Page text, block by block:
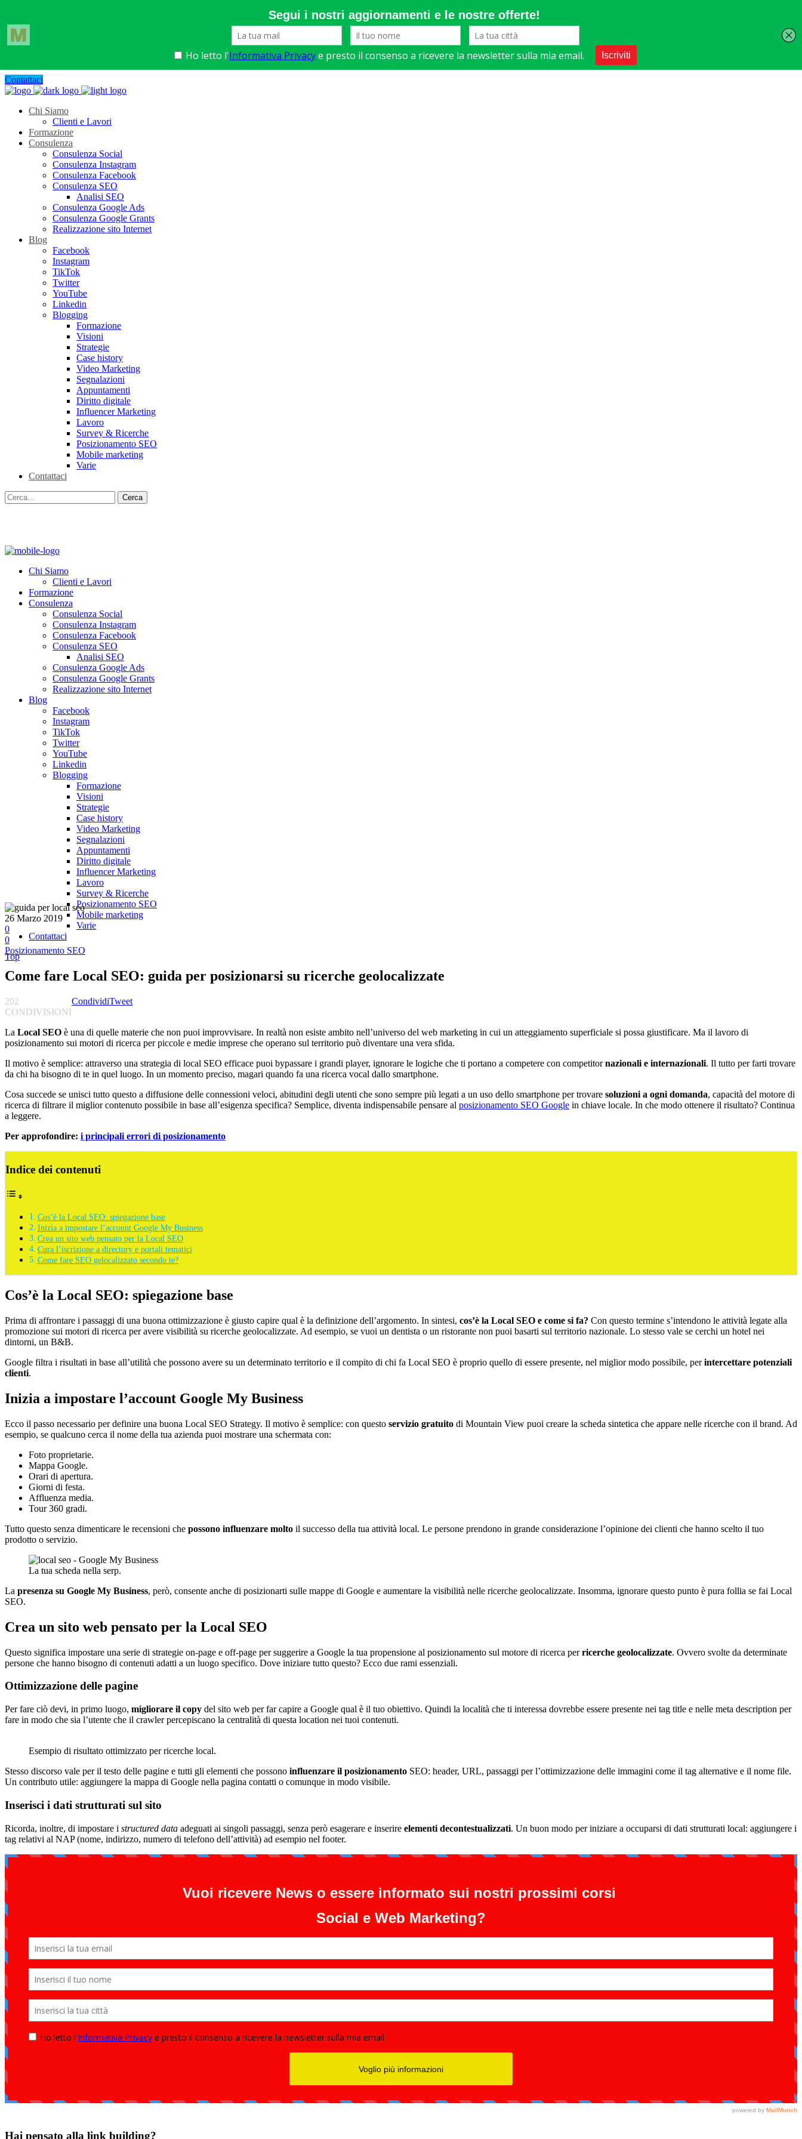
Contattaci
Chi Siamo
Clienti e Lavori
Formazione
Consulenza
Consulenza Social
Consulenza Instagram
Consulenza Facebook
Consulenza SEO
Analisi SEO
Consulenza Google Ads
Consulenza Google Grants
Realizzazione sito Internet
Blog
Facebook
Instagram
TikTok
Twitter
YouTube
Linkedin
Blogging
Formazione
Visioni
Strategie
Case history
Video Marketing
Segnalazioni
Appuntamenti
Diritto digitale
Influencer Marketing
Lavoro
Survey & Ricerche
Posizionamento SEO
Mobile marketing
Varie
Contattaci
Chi Siamo
Clienti e Lavori
Formazione
Consulenza
Consulenza Social
Consulenza Instagram
Consulenza Facebook
Consulenza SEO
Analisi SEO
Consulenza Google Ads
Consulenza Google Grants
Realizzazione sito Internet
Blog
Facebook
Instagram
TikTok
Twitter
YouTube
Linkedin
Blogging
Formazione
Visioni
Strategie
Case history
Video Marketing
Segnalazioni
Appuntamenti
Diritto digitale
Influencer Marketing
Lavoro
Survey & Ricerche
Posizionamento SEO
Mobile marketing
Varie
Contattaci
Top
26 Marzo 2019
0
0
Posizionamento SEO
Come fare Local SEO: guida per posizionarsi su ricerche geolocalizzate
202
CONDIVISIONI
CondividiTweet
La Local SEO è una di quelle materie che non puoi improvvisare. In realtà non esiste ambito nell’universo del web marketing in cui un atteggiamento superficiale si possa giustificare. Ma il lavoro di
posizionamento sui motori di ricerca per piccole e medie imprese che operano sul territorio può diventare una vera sfida.
Il motivo è semplice: attraverso una strategia di local SEO efficace puoi bypassare i grandi player, ignorare le logiche che ti portano a competere con competitornazionali e internazionali. Il tutto per farti trovare
da chi ha bisogno di te in quel luogo. In un momento preciso, magari quando fa una ricerca vocal dallo smartphone.
Cosa succede se unisci tutto questo a diffusione delle connessioni veloci, abitudini degli utenti che sono sempre più legati a un uso dello smartphone per trovare soluzioni a ogni domanda, capacità del motore di
ricerca di filtrare il miglior contenuto possibile in base all’esigenza specifica? Semplice, diventa indispensabile pensare al posizionamento SEO Google in chiave locale. In che modo ottenere il risultato? Continua
a leggere.
Per approfondire: i principali errori di posizionamento
Indice dei contenuti
Cos’è la Local SEO: spiegazione base
Inizia a impostare l’account Google My Business
Crea un sito web pensato per la Local SEO
Cura l’iscrizione a directory e portali tematici
Come fare SEO gelocalizzato secondo te?
Cos’è la Local SEO: spiegazione base
Prima di affrontare i passaggi di una buona ottimizzazione è giusto capire qual è la definizione dell’argomento. In sintesi, cos’è la Local SEO e come si fa? Con questo termine s’intendono le attività legate alla
promozione sui motori di ricerca per avere visibilità su ricerche geolocalizzate. Ad esempio, se vuoi un dentista o un ristorante non puoi basarti sul territorio nazionale. Lo stesso vale se cerchi un hotel nei
dintorni, un B&B.
Google filtra i risultati in base all’utilità che possono avere su un determinato territorio e il compito di chi fa Local SEO è proprio quello di essere presente, nel miglior modo possibile, perintercettare potenziali
clienti.
Inizia a impostare l’account Google My Business
Ecco il passo necessario per definire una buona Local SEO Strategy. Il motivo è semplice: con questo servizio gratuito di Mountain View puoi creare la scheda sintetica che appare nelle ricerche con il brand. Ad
esempio, se qualcuno cerca il nome della tua azienda puoi mostrare una schermata con:
Foto proprietarie.
Mappa Google.
Orari di apertura.
Giorni di festa.
Affluenza media.
Tour 360 gradi.
Tutto questo senza dimenticare le recensioni che possono influenzare molto il successo della tua attività local. Le persone prendono in grande considerazione l’opinione dei clienti che hanno scelto il tuo
prodotto o servizio.
La tua scheda nella serp.
La presenza su Google My Business, però, consente anche di posizionarti sulle mappe di Google e aumentare la visibilità nelle ricerche geolocalizzate. Insomma, ignorare questo punto è pura follia se fai Local
SEO.
Crea un sito web pensato per la Local SEO
Questo significa impostare una serie di strategie on-page e off-page per suggerire a Google la tua propensione al posizionamento sul motore di ricerca perricerche geolocalizzate. Ovvero svolte da determinate
persone che hanno bisogno di contenuti adatti a un luogo specifico. Dove iniziare tutto questo? Ecco due rami essenziali.
Ottimizzazione delle pagine
Per fare ciò devi, in primo luogo, migliorare il copy del sito web per far capire a Google qual è il tuo obiettivo. Quindi la località che ti interessa dovrebbe essere presente nei tag title e nelle meta description per
fare in modo che sia l’utente che il crawler percepiscano la centralità di questa location nei tuoi contenuti.
Esempio di risultato ottimizzato per ricerche local.
Stesso discorso vale per il testo delle pagine e tutti gli elementi che possono influenzare il posizionamento SEO: header, URL, passaggi per l’ottimizzazione delle immagini come il tag alternative e il nome file.
Un contributo utile: aggiungere la mappa di Google nella pagina contatti o comunque in modo visibile.
Inserisci i dati strutturati sul sito
Ricorda, inoltre, di impostare i structured data adeguati ai singoli passaggi, senza però esagerare e inserire elementi decontestualizzati. Un buon modo per iniziare a occuparsi di dati strutturati local: aggiungere i
tag relativi al NAP (nome, indirizzo, numero di telefono dell’attività) ad esempio nel footer.
Hai pensato alla link building?